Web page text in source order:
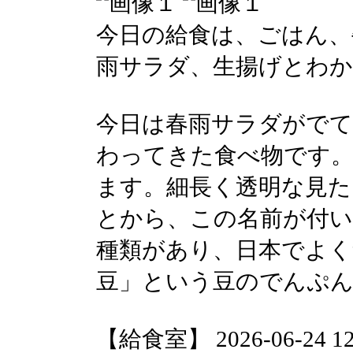
今日の給食は、ごはん
雨サラダ、生揚げとわ
今日は春雨サラダがで
わってきた食べ物です
ます。細長く透明な見
とから、この名前が付
種類があり、日本でよ
豆」という豆のでんぷ
【給食室】 2026-06-24